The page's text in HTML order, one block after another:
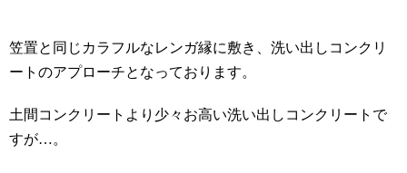
笠置と同じカラフルなレンガ縁に敷き、洗い出しコンクリ
ートのアプローチとなっております。
土間コンクリートより少々お高い洗い出しコンクリートで
すが…。